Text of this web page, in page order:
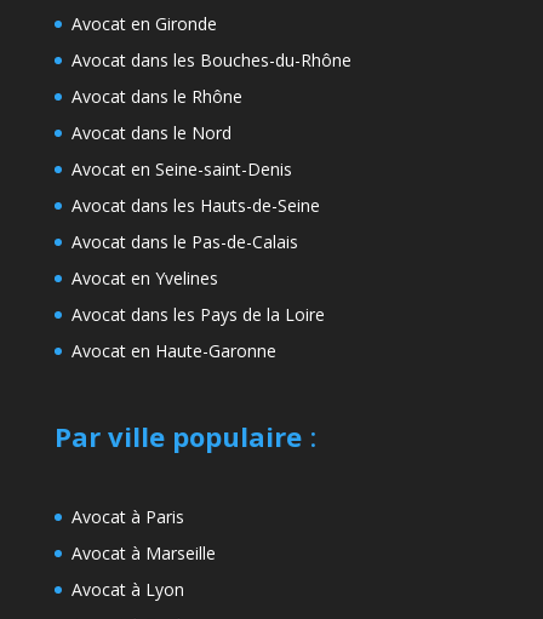
Avocat en Gironde
Avocat dans les Bouches-du-Rhône
Avocat dans le Rhône
Avocat dans le Nord
Avocat en Seine-saint-Denis
Avocat dans les Hauts-de-Seine
Avocat dans le Pas-de-Calais
Avocat en Yvelines
Avocat dans les Pays de la Loire
Avocat en Haute-Garonne
Par ville populaire:
Avocat à Paris
Avocat à Marseille
Avocat à Lyon